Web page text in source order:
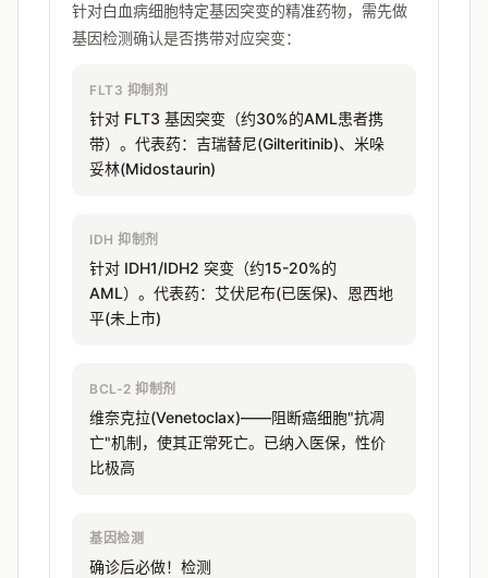
针对白血病细胞特定基因突变的精准药物，需先做
基因检测确认是否携带对应突变：
FLT3 抑制剂
针对 FLT3 基因突变（约30%的AML患者携
带）。代表药：吉瑞替尼(Gilteritinib)、米哚
妥林(Midostaurin)
IDH 抑制剂
针对 IDH1/IDH2 突变（约15-20%的
AML）。代表药：艾伏尼布(已医保)、恩西地
平(未上市)
BCL-2 抑制剂
维奈克拉(Venetoclax)——阻断癌细胞"抗凋
亡"机制，使其正常死亡。已纳入医保，性价
比极高
基因检测
确诊后必做！检测